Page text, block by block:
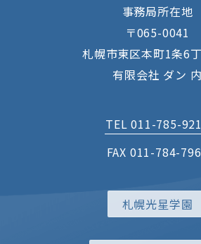
事務局所在地
〒065-0041
札幌市東区本町1条6
有限会社 ダン 内
TEL 011-785-
FAX 011-784-
札幌光星学園